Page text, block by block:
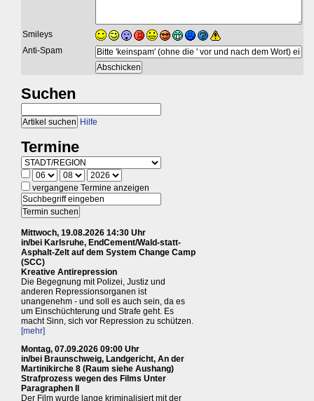
Smileys
Anti-Spam
Suchen
Hilfe
Termine
vergangene Termine anzeigen
Mittwoch, 19.08.2026 14:30 Uhr
in/bei Karlsruhe, EndCement/Wald-statt-
Asphalt-Zelt auf dem System Change Camp
(SCC)
Kreative Antirepression
Die Begegnung mit Polizei, Justiz und
anderen Repressionsorganen ist
unangenehm - und soll es auch sein, da es
um Einschüchterung und Strafe geht. Es
macht Sinn, sich vor Repression zu schützen.
[mehr]
Montag, 07.09.2026 09:00 Uhr
in/bei Braunschweig, Landgericht, An der
Martinikirche 8 (Raum siehe Aushang)
Strafprozess wegen des Films Unter
Paragraphen II
Der Film wurde lange kriminalisiert mit der